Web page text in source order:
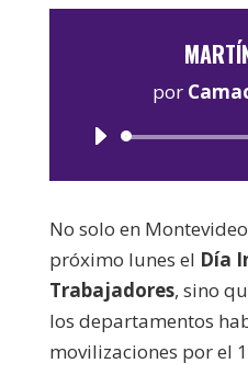
por
No solo en
próximo lunes el Día
Trabajadores, sino
los departamentos
movilizaciones por el